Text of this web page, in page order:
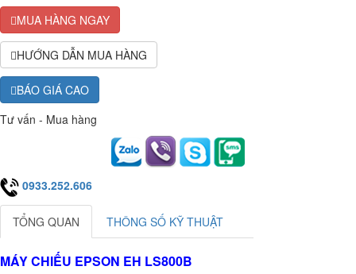
MUA HÀNG NGAY
HƯỚNG DẪN MUA HÀNG
BÁO GIÁ CAO
Tư vấn - Mua hàng
0933.252.606
TỔNG QUAN THÔNG SỐ KỸ THUẬT
MÁY CHIẾU EPSON EH LS800B